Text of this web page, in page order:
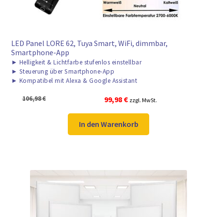
LED Panel LORE 62, Tuya Smart, WiFi, dimmbar,
Smartphone-App
► Helligkeit & Lichtfarbe stufenlos einstellbar
► Steuerung über Smartphone-App
► Kompatibel mit Alexa & Google Assistant
106,98€
Ursprünglicher
Preis
war:
106,98 €
99,98 €Aktueller
Preis
ist:
99,98 €.
zzgl. MwSt.
In den Warenkorb